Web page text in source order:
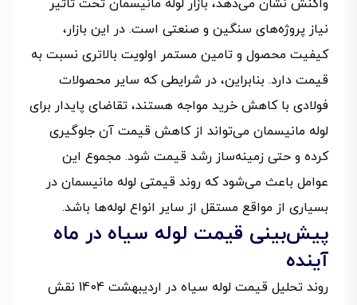
واکنش نشان می‌دهد، بازار لوله مانیسمان تحت تاثیر
نیاز پروژه‌های سنگین و صنعتی است. در این بازار،
کیفیت محصول و تامین مستمر اولویت بالاتری نسبت به
قیمت دارد. بنابراین، در شرایطی که سایر محصولات
فولادی با کاهش خرید مواجه‌ هستند، تقاضای پایدار برای
لوله مانیسمان می‌تواند از کاهش قیمت آن جلوگیری
کرده و حتی زمینه‌ساز رشد قیمت شود. مجموع این
عوامل باعث می‌شود که روند قیمتی لوله مانیسمان در
بسیاری از مواقع مستقل از سایر انواع لوله‌ها باشد.
پیش‌بینی قیمت لوله سیاه در ماه
آینده
روند تحلیل قیمت لوله سیاه در اردیبهشت 1404 نقش